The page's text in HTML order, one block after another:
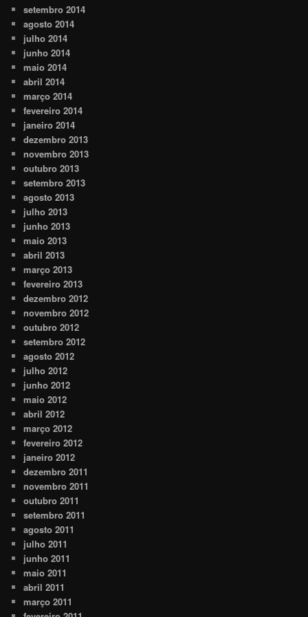
setembro 2014
agosto 2014
julho 2014
junho 2014
maio 2014
abril 2014
março 2014
fevereiro 2014
janeiro 2014
dezembro 2013
novembro 2013
outubro 2013
setembro 2013
agosto 2013
julho 2013
junho 2013
maio 2013
abril 2013
março 2013
fevereiro 2013
dezembro 2012
novembro 2012
outubro 2012
setembro 2012
agosto 2012
julho 2012
junho 2012
maio 2012
abril 2012
março 2012
fevereiro 2012
janeiro 2012
dezembro 2011
novembro 2011
outubro 2011
setembro 2011
agosto 2011
julho 2011
junho 2011
maio 2011
abril 2011
março 2011